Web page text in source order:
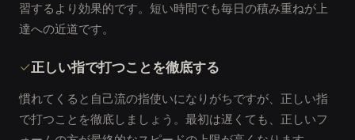
習するより効果的です。短い時間でも毎日の積み重ねが上
達への近道です。
正しい指で打つことを徹底する
慣れてくると自己流の指使いになりがちですが、正しい指
で打つことを徹底しましょう。最初は遅くても、正しいフ